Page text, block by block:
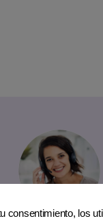
consentimiento, los